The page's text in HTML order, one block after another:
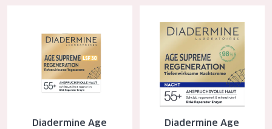
Diadermine Age
Diadermine Age